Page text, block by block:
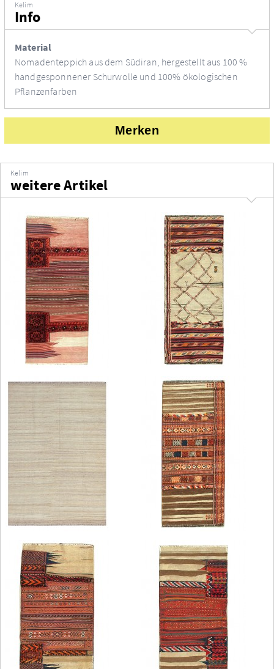
Kelim
Info
Material
Nomadenteppich aus dem Südiran, hergestellt aus 100 %
handgesponnener Schurwolle und 100% ökologischen
Pflanzenfarben
Merken
Kelim
weitere Artikel